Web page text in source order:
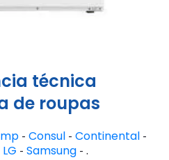
técnica
de roupas
- Consul - Continental -
LG - Samsung- .